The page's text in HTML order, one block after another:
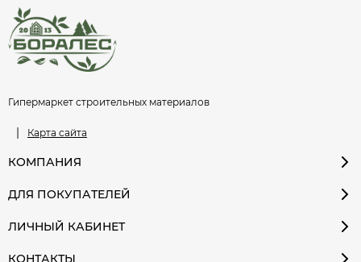
Гипермаркет строительных материалов
| Карта сайта
КОМПАНИЯ
ДЛЯ ПОКУПАТЕЛЕЙ
ЛИЧНЫЙ КАБИНЕТ
КОНТАКТЫ